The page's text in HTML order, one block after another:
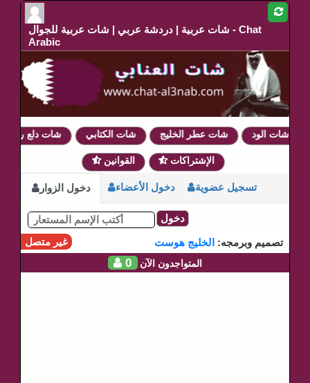
شات عربية | دردشة عربي | شات عربية للجوال - Chat
Arabic
شات دلع روحي شات الكتابي شات عطر الخليج شات الود
القوانين الإشتراكات
دخول الزوار دخول الأعضاء تسجيل عضوية
دخول
غير متصل
تصميم وبرمجه: الخليج هوست
0 المتواجدون الآن